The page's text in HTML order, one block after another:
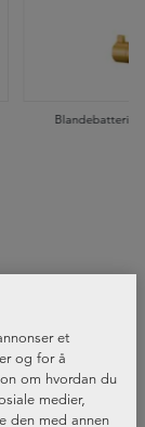
et
og for å
om hvordan du
medier,
den med annen
Blandebatterie